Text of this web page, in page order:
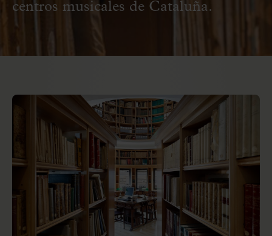
centros musicales de Cataluña.